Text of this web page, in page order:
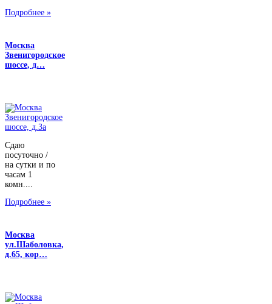
Подробнее »
Москва
Звенигородское
шоссе, д…
Сдаю
посуточно /
на сутки и по
часам 1
комн....
Подробнее »
Москва
ул.Шаболовка,
д.65, кор…